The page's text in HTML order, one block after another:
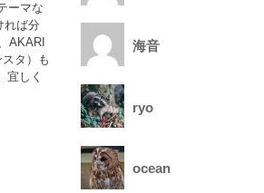
ーマな
れば分
AKARI
タ）も
宜しく
海音
ryo
ocean